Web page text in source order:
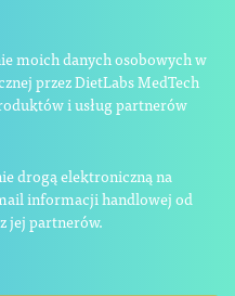
moich danych osobowych w
przez DietLabs MedTech
i usług partnerów
drogą elektroniczną na
informacji handlowej od
jej partnerów.